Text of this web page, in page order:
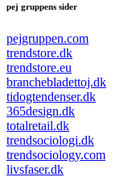
pej gruppens sider
pejgruppen.com
trendstore.dk
trendstore.eu
branchebladettoj.dk
tidogtendenser.dk
365design.dk
totalretail.dk
trendsociologi.dk
trendsociology.com
livsfaser.dk